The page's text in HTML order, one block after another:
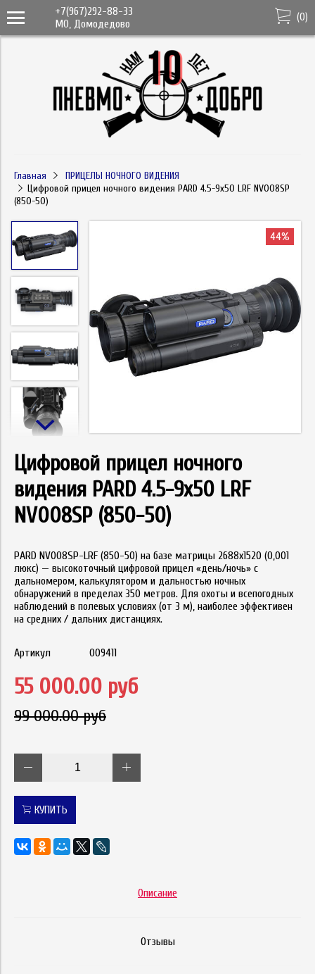
+7(967)292-88-33
МО, Домодедово
(0)
Главная
ПРИЦЕЛЫ НОЧНОГО ВИДЕНИЯ
Цифровой прицел ночного видения PARD 4.5-9х50 LRF NV008SP
(850-50)
44%
Цифровой прицел ночного
видения PARD 4.5-9х50 LRF
NV008SP (850-50)
PARD NV008SP-LRF (850-50) на базе матрицы 2688x1520 (0,001
люкс) — высокоточный цифровой прицел «день/ночь» с
дальномером, калькулятором и дальностью ночных
обнаружений в пределах 350 метров. Для охоты и всепогодных
наблюдений в полевых условиях (от 3 м), наиболее эффективен
на средних / дальних дистанциях.
Артикул 009411
55 000.00 руб
99 000.00 руб
КУПИТЬ
Описание
Отзывы